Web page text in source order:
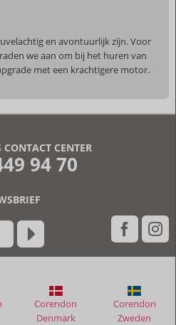
en avontuurlijk zijn. Voor
we aan om bij het huren van
met een krachtigere motor.
CENTER
94 70
Corendon
Denmark
Corendon
Zweden